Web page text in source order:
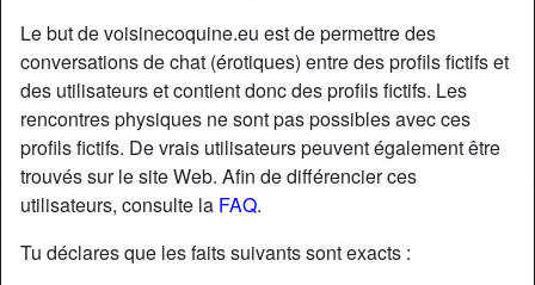
Le but de voisinecoquine.eu est de permettre des
conversations de chat (érotiques) entre des profils fictifs et
des utilisateurs et contient donc des profils fictifs. Les
rencontres physiques ne sont pas possibles avec ces
profils fictifs. De vrais utilisateurs peuvent également être
trouvés sur le site Web. Afin de différencier ces
utilisateurs, consulte la FAQ.
Tu déclares que les faits suivants sont exacts :
starAjouter chatDiscuter !